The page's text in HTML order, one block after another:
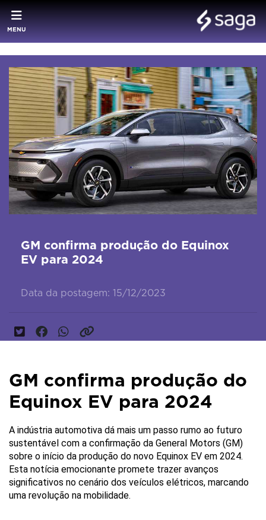
MENU
GM confirma produção do Equinox
EV para 2024
Data da postagem: 15/12/2023
GM confirma produção do
Equinox EV para 2024
A indústria automotiva dá mais um passo rumo ao futuro
sustentável com a confirmação da General Motors (GM)
sobre o início da produção do novo Equinox EV em 2024.
Esta notícia emocionante promete trazer avanços
significativos no cenário dos veículos elétricos, marcando
uma revolução na mobilidade.